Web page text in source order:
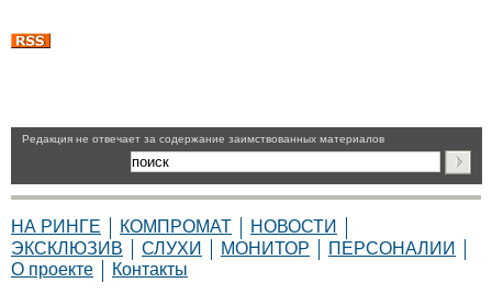
Pедакция не отвечает за содержание заимствованных материалов
НА РИНГЕ КОМПРОМАТ
НОВОСТИ
ЭКСКЛЮЗИВ
СЛУХИ МОНИТОР
ПЕРСОНАЛИИ
О проекте
Контакты